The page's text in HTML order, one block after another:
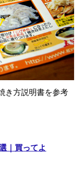
き方説明書を参考
｜買ってよ